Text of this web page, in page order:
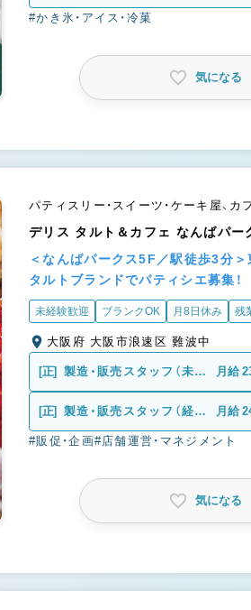
第二新卒）
#かき氷・アイス・冷菓
気になる
パティスリー・スイーツ・ケーキ屋、カ
デリス タルト＆カフェ なんばパー
＜なんばパークス5F／駅徒歩3分
タルトブランドでパティシエ募集！
未経験歓迎 ブランクOK 月8日休み 残
大阪府 大阪市浪速区 難波中
[正]
製造・販売スタッフ（未経
験）
月給
[正]
製造・販売スタッフ（経験
者）
月給
#販促・企画#店舗運営・マネジメント
気になる